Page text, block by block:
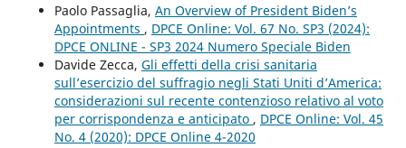
Paolo Passaglia, An Overview of President Biden’s
Appointments , DPCE Online: Vol. 67 No. SP3 (2024):
DPCE ONLINE - SP3 2024 Numero Speciale Biden
Davide Zecca, Gli effetti della crisi sanitaria
sull’esercizio del suffragio negli Stati Uniti d’America:
considerazioni sul recente contenzioso relativo al voto
per corrispondenza e anticipato , DPCE Online: Vol. 45
No. 4 (2020): DPCE Online 4-2020